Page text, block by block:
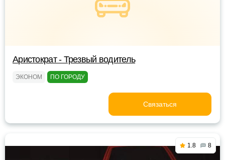
Аристократ - Трезвый водитель
ЭКОНОМ ПО ГОРОДУ
Связаться
1.8 8